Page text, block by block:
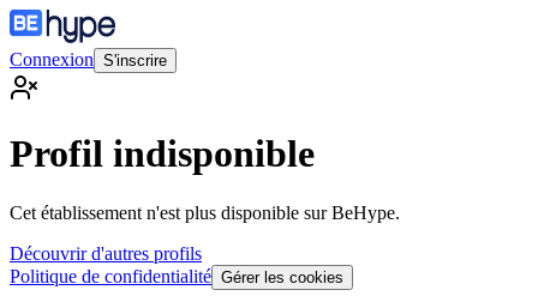
Connexion S'inscrire
Profil indisponible
Cet établissement n'est plus disponible sur BeHype.
Découvrir d'autres profils
Politique de confidentialité Gérer les cookies